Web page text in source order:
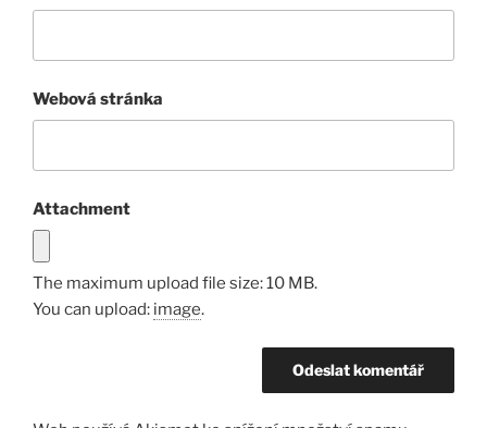
Webová stránka
Attachment
The maximum upload file size: 10 MB.
You can upload: image.